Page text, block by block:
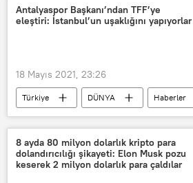
Yaralama
Antalyaspor Başkanı’ndan TFF’ye
eleştiri: İstanbul’un uşaklığını yapıyorlar
18 Mayıs 2021, 23:26
Türkiye DÜNYA
Haberler
SPOR
YAŞAM
Antalyaspor
Mustafa Yılmaz
TÜRKİYE
Ziraat Türkiye Kupası
8 ayda 80 milyon dolarlık kripto para
dolandırıcılığı şikayeti: Elon Musk pozu
keserek 2 milyon dolarlık para çaldılar